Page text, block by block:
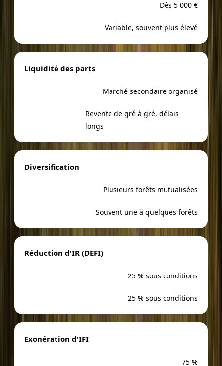
Dès 5 000 €
Variable, souvent plus élevé
Liquidité des parts
Marché secondaire organisé
Revente de gré à gré, délais
longs
Diversification
Plusieurs forêts mutualisées
Souvent une à quelques forêts
Réduction d'IR (DEFI)
25 % sous conditions
25 % sous conditions
Exonération d'IFI
75 %